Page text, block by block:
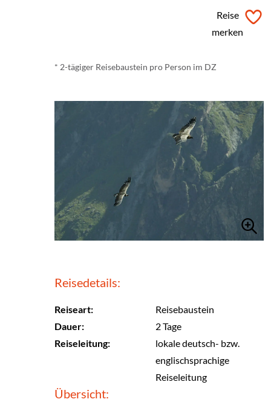
Reise
merken
* 2-tägiger Reisebaustein pro Person im DZ
Reisedetails:
Reiseart:
Reisebaustein
Dauer:
2 Tage
Reiseleitung:
lokale deutsch- bzw.
englischsprachige
Reiseleitung
Übersicht: